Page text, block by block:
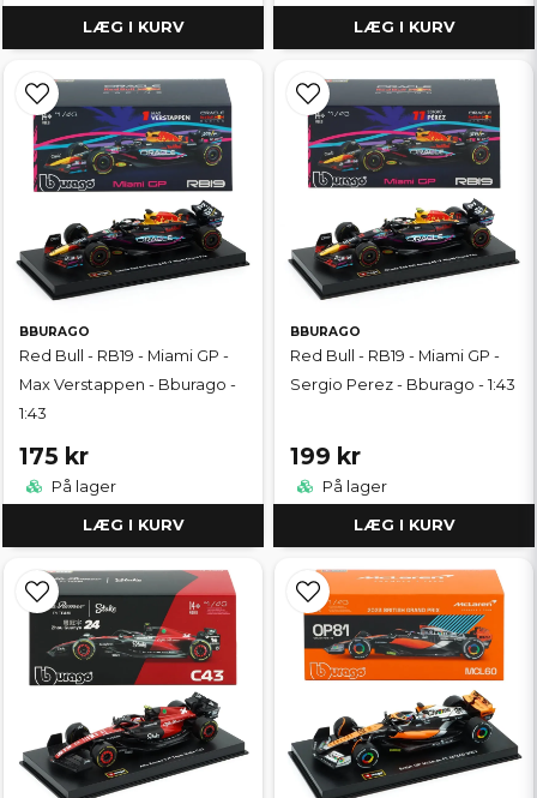
LÆG I KURV LÆG I KURV
BBURAGO
Red Bull - RB19 - Miami GP -
Max Verstappen - Bburago -
1:43
175 kr
På lager
LÆG I KURV
BBURAGO
Red Bull - RB19 - Miami GP -
Sergio Perez - Bburago - 1:43
199 kr
På lager
LÆG I KURV